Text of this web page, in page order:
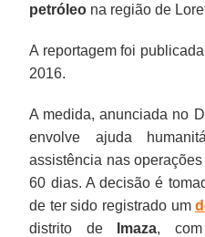
petróleo na região de
A reportagem foi
2016.
A medida, anunciada no
envolve ajuda
assistência nas
60 dias. A decisão é
de ter sido registrado um
distrito de
Imaza,